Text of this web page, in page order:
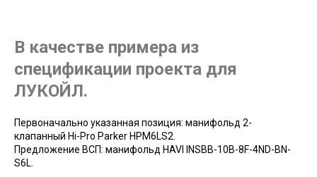
В качестве примера из
спецификации проекта для
ЛУКОЙЛ.
Первоначально указанная позиция: манифольд 2-
клапанный Нi-Pro Parker HPM6LS2.
Предложение ВСП: манифольд HAVI INSBB-10B-8F-4ND-BN-
S6L.